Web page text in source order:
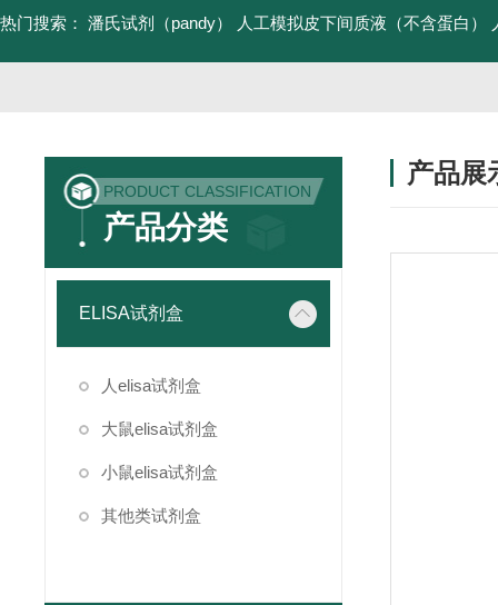
热门搜索： 潘氏试剂（pandy） 人工模拟皮下间质液（不含蛋白）
PRODUCT CLASSIFICATION
产品分类
ELISA试剂盒
人elisa试剂盒
大鼠elisa试剂盒
小鼠elisa试剂盒
其他类试剂盒
产品展